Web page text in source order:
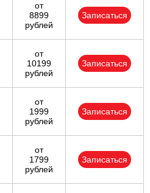
от
8899
рублей
Записаться
от
10199
рублей
Записаться
от
1999
рублей
Записаться
от
1799
рублей
Записаться